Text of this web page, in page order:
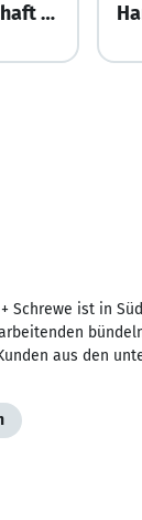
Gewista Werbegesellschaft m.b.H.
+ Schrewe ist in
aus den